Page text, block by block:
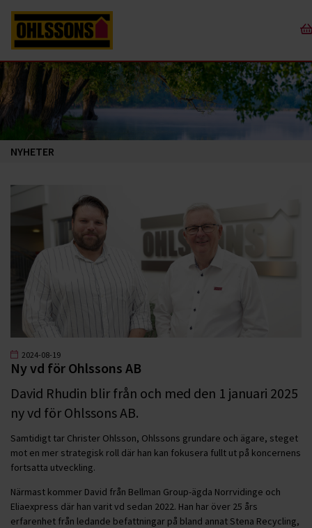
NYHETER
2024-08-19
Ny vd för Ohlssons AB
David Rhudin blir från och med den 1 januari 2025
ny vd för Ohlssons AB.
Samtidigt tar Christer Ohlsson, Ohlssons grundare och ägare, steget
mot en mer strategisk roll där han kan fokusera fullt ut på koncernens
fortsatta utveckling.
Närmast kommer David från Bellman Group-ägda Norrvidinge och
Eliaexpress där han varit vd sedan 2022. Han har över 25 års
erfarenhet från ledande befattningar på bland annat Stena Recycling,